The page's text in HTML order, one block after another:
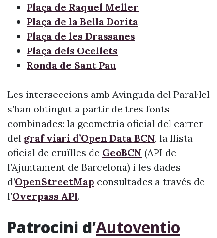
Plaça de Raquel Meller
Plaça de la Bella Dorita
Plaça de les Drassanes
Plaça dels Ocellets
Ronda de Sant Pau
Les interseccions amb Avinguda del Paral·lel
s’han obtingut a partir de tres fonts
combinades: la geometria oficial del carrer
del graf viari d’Open Data BCN, la llista
oficial de cruïlles de GeoBCN (API de
l’Ajuntament de Barcelona) i les dades
d’OpenStreetMap consultades a través de
l’Overpass API.
Patrocini d’Autoventio